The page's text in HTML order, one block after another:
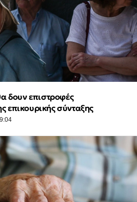
δουν επιστροφές
επικουρικής σύνταξης